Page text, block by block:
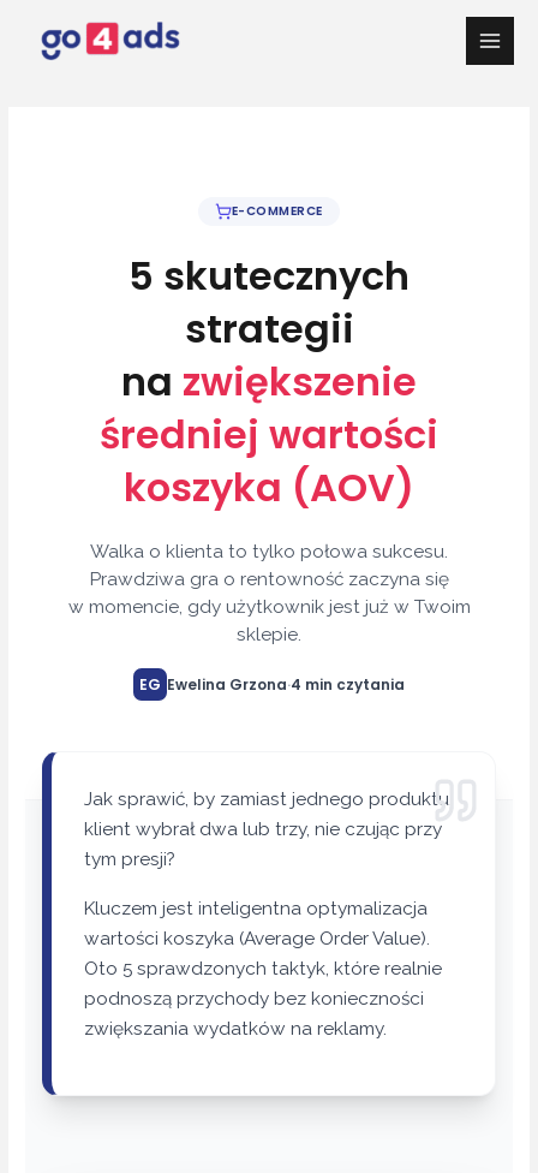
Main
E-COMMERCE
5 skutecznych
strategii
na zwiększenie
średniej wartości
koszyka (AOV)
Walka o klienta to tylko połowa sukcesu.
Prawdziwa gra o rentowność zaczyna się
w momencie, gdy użytkownik jest już w Twoim
sklepie.
EG Ewelina Grzona·4 min czytania
Jak sprawić, by zamiast jednego produktu,
klient wybrał dwa lub trzy, nie czując przy
tym presji?
Kluczem jest inteligentna optymalizacja
wartości koszyka (Average Order Value).
Oto 5 sprawdzonych taktyk, które realnie
podnoszą przychody bez konieczności
zwiększania wydatków na reklamy.